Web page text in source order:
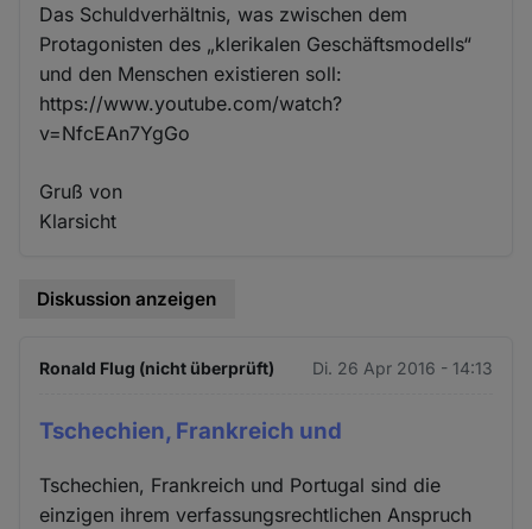
Das Schuldverhältnis, was zwischen dem
Protagonisten des „klerikalen Geschäftsmodells“
und den Menschen existieren soll:
https://www.youtube.com/watch?
v=NfcEAn7YgGo
Gruß von
Klarsicht
Diskussion anzeigen
Ronald Flug (nicht überprüft) Di. 26 Apr 2016 - 14:13
Tschechien, Frankreich und
Tschechien, Frankreich und Portugal sind die
einzigen ihrem verfassungsrechtlichen Anspruch